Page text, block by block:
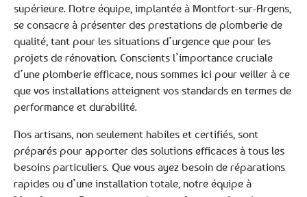
supérieure. Notre équipe, implantée à Montfort-sur-Argens,
se consacre à présenter des prestations de plomberie de
qualité, tant pour les situations d’urgence que pour les
projets de rénovation. Conscients l’importance cruciale
d’une plomberie efficace, nous sommes ici pour veiller à ce
que vos installations atteignent vos standards en termes de
performance et durabilité.
Nos artisans, non seulement habiles et certifiés, sont
préparés pour apporter des solutions efficaces à tous les
besoins particuliers. Que vous ayez besoin de réparations
rapides ou d’une installation totale, notre équipe à